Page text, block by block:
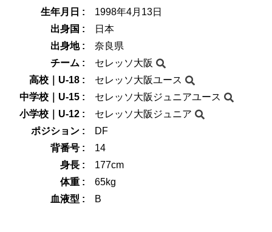
生年月日 :
1998年4月13日
出身国 :
日本
出身地 :
奈良県
チーム :
セレッソ大阪
高校｜U-18 :
セレッソ大阪ユース
中学校｜U-15 :
セレッソ大阪ジュニアユース
小学校｜U-12 :
セレッソ大阪ジュニア
ポジション :
DF
背番号 :
14
身長 :
177cm
体重 :
65kg
血液型 :
B